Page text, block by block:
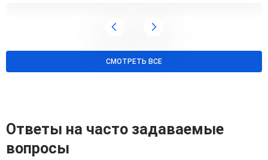
СМОТРЕТЬ ВСЕ
Ответы на часто задаваемые
вопросы